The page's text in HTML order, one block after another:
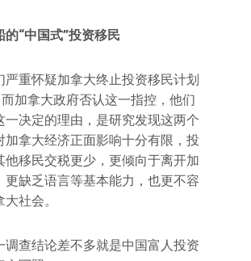
的“中国式”投资移民
严重怀疑加拿大终止投资移民计划
而加拿大政府否认这一指控，他们
一决定的理由，是研究发现这两个
加拿大经济正面影响十分有限，投
他移民交税更少，更倾向于离开加
更缺乏语言等基本能力，也更不容
社会。
调查结论差不多就是中国富人投资